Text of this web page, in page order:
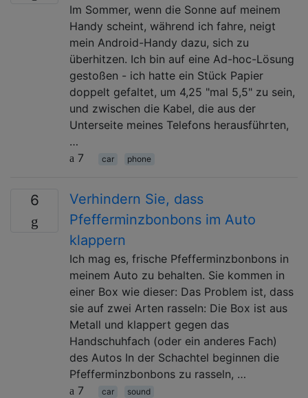
Im Sommer, wenn die Sonne auf meinem
Handy scheint, während ich fahre, neigt
mein Android-Handy dazu, sich zu
überhitzen. Ich bin auf eine Ad-hoc-Lösung
gestoßen - ich hatte ein Stück Papier
doppelt gefaltet, um 4,25 "mal 5,5" zu sein,
und zwischen die Kabel, die aus der
Unterseite meines Telefons herausführten,
…
7
car phone
6
Verhindern Sie, dass
Pfefferminzbonbons im Auto
klappern
Ich mag es, frische Pfefferminzbonbons in
meinem Auto zu behalten. Sie kommen in
einer Box wie dieser: Das Problem ist, dass
sie auf zwei Arten rasseln: Die Box ist aus
Metall und klappert gegen das
Handschuhfach (oder ein anderes Fach)
des Autos In der Schachtel beginnen die
Pfefferminzbonbons zu rasseln, …
7
car sound